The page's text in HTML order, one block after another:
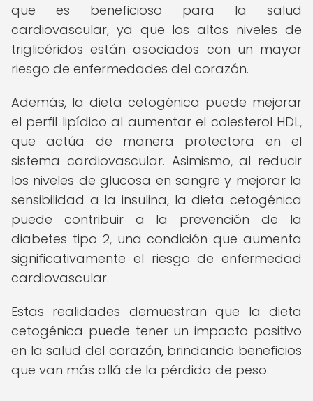
que es beneficioso para la salud
cardiovascular, ya que los altos niveles de
triglicéridos están asociados con un mayor
riesgo de enfermedades del corazón.
Además, la dieta cetogénica puede mejorar
el perfil lipídico al aumentar el colesterol HDL,
que actúa de manera protectora en el
sistema cardiovascular. Asimismo, al reducir
los niveles de glucosa en sangre y mejorar la
sensibilidad a la insulina, la dieta cetogénica
puede contribuir a la prevención de la
diabetes tipo 2, una condición que aumenta
significativamente el riesgo de enfermedad
cardiovascular.
Estas realidades demuestran que la dieta
cetogénica puede tener un impacto positivo
en la salud del corazón, brindando beneficios
que van más allá de la pérdida de peso.